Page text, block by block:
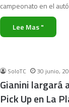
campeonato en el
Lee Mas "
SoloTC 30 junio,
Gianini largará
Pick Up en La